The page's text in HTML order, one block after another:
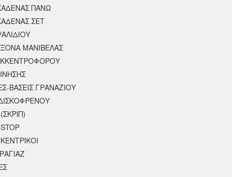
ΠΑΝΩ
ΣΕΤ
ΜΑΝΙΒΕΛΑΣ
ΒΑΣΕΙΣ ΓΡΑΝΑΖΙΟΥ